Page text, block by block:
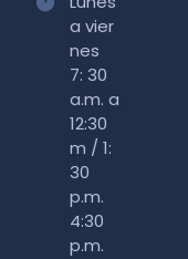
a vier
nes
7: 30
a.m. a
12:30
m / 1:
30
p.m.
4:30
p.m.